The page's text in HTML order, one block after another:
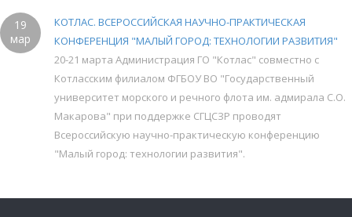
19
мар
КОТЛАС. ВСЕРОССИЙСКАЯ НАУЧНО-ПРАКТИЧЕСКАЯ
КОНФЕРЕНЦИЯ "МАЛЫЙ ГОРОД: ТЕХНОЛОГИИ РАЗВИТИЯ"
20-21 марта Администрация ГО "Котлас" совместно с
Котласским филиалом ФГБОУ ВО "Государственный
университет морского и речного флота им. адмирала С.О.
Макарова" при поддержке СГЦСЗР проводят
Всероссийскую научно-практическую конференцию
"Малый город: технологии развития".